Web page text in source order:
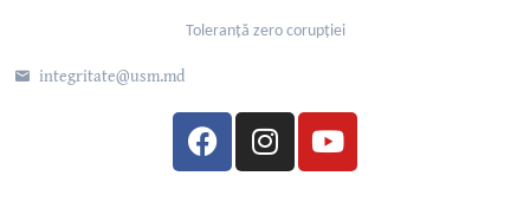
Toleranță zero corupției
integritate@usm.md